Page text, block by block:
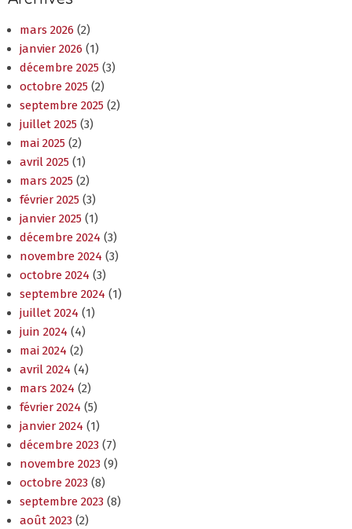
mars 2026 (2)
janvier 2026 (1)
décembre 2025 (3)
octobre 2025 (2)
septembre 2025 (2)
juillet 2025 (3)
mai 2025 (2)
avril 2025 (1)
mars 2025 (2)
février 2025 (3)
janvier 2025 (1)
décembre 2024 (3)
novembre 2024 (3)
octobre 2024 (3)
septembre 2024 (1)
juillet 2024 (1)
juin 2024 (4)
mai 2024 (2)
avril 2024 (4)
mars 2024 (2)
février 2024 (5)
janvier 2024 (1)
décembre 2023 (7)
novembre 2023 (9)
octobre 2023 (8)
septembre 2023 (8)
août 2023 (2)